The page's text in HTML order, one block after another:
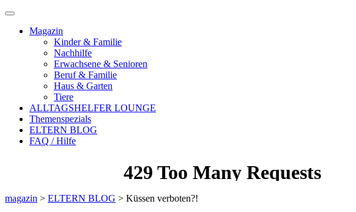
Magazin
Kinder & Familie
Nachhilfe
Erwachsene & Senioren
Beruf & Familie
Haus & Garten
Tiere
ALLTAGSHELFER LOUNGE
Themenspezials
ELTERN BLOG
FAQ / Hilfe
magazin > ELTERN BLOG > Küssen verboten?!